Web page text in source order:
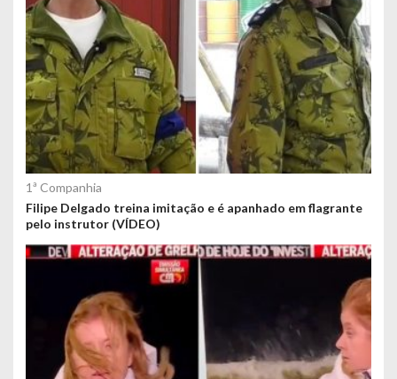
o
s
1ª Companhia
Filipe Delgado treina imitação e é apanhado em flagrante
pelo instrutor (VÍDEO)